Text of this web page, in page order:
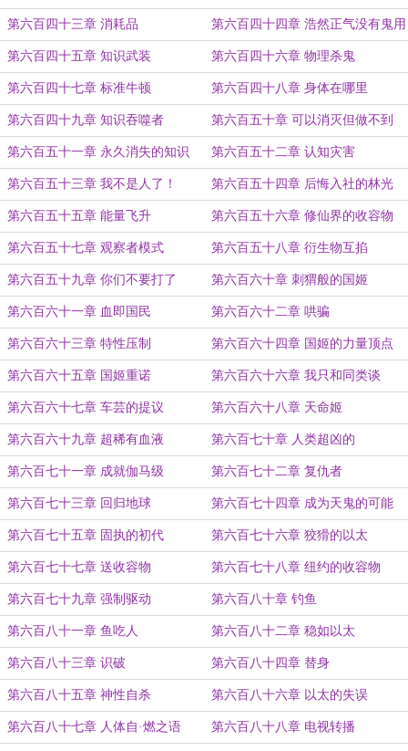
第六百四十三章 消耗品 第六百四十四章 浩然正气没有鬼用
第六百四十五章 知识武装 第六百四十六章 物理杀鬼
第六百四十七章 标准牛顿 第六百四十八章 身体在哪里
第六百四十九章 知识吞噬者 第六百五十章 可以消灭但做不到
第六百五十一章 永久消失的知识 第六百五十二章 认知灾害
第六百五十三章 我不是人了！ 第六百五十四章 后悔入社的林光
第六百五十五章 能量飞升 第六百五十六章 修仙界的收容物
第六百五十七章 观察者模式 第六百五十八章 衍生物互掐
第六百五十九章 你们不要打了 第六百六十章 刺猬般的国姬
第六百六十一章 血即国民 第六百六十二章 哄骗
第六百六十三章 特性压制 第六百六十四章 国姬的力量顶点
第六百六十五章 国姬重诺 第六百六十六章 我只和同类谈
第六百六十七章 车芸的提议 第六百六十八章 天命姬
第六百六十九章 超稀有血液 第六百七十章 人类超凶的
第六百七十一章 成就伽马级 第六百七十二章 复仇者
第六百七十三章 回归地球 第六百七十四章 成为天鬼的可能
第六百七十五章 固执的初代 第六百七十六章 狡猾的以太
第六百七十七章 送收容物 第六百七十八章 纽约的收容物
第六百七十九章 强制驱动 第六百八十章 钓鱼
第六百八十一章 鱼吃人 第六百八十二章 稳如以太
第六百八十三章 识破 第六百八十四章 替身
第六百八十五章 神性自杀 第六百八十六章 以太的失误
第六百八十七章 人体自·燃之语 第六百八十八章 电视转播